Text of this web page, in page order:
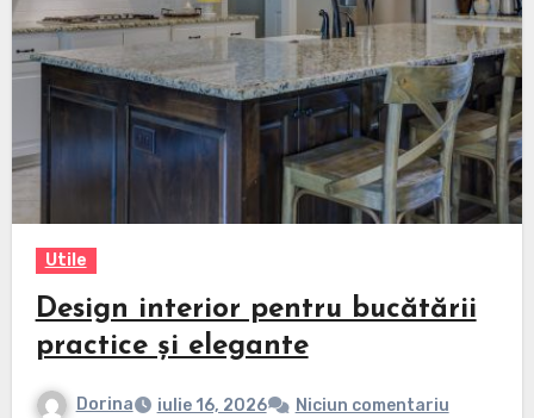
Utile
Design interior pentru bucătării
practice și elegante
Dorina iulie 16, 2026 Niciun comentariu